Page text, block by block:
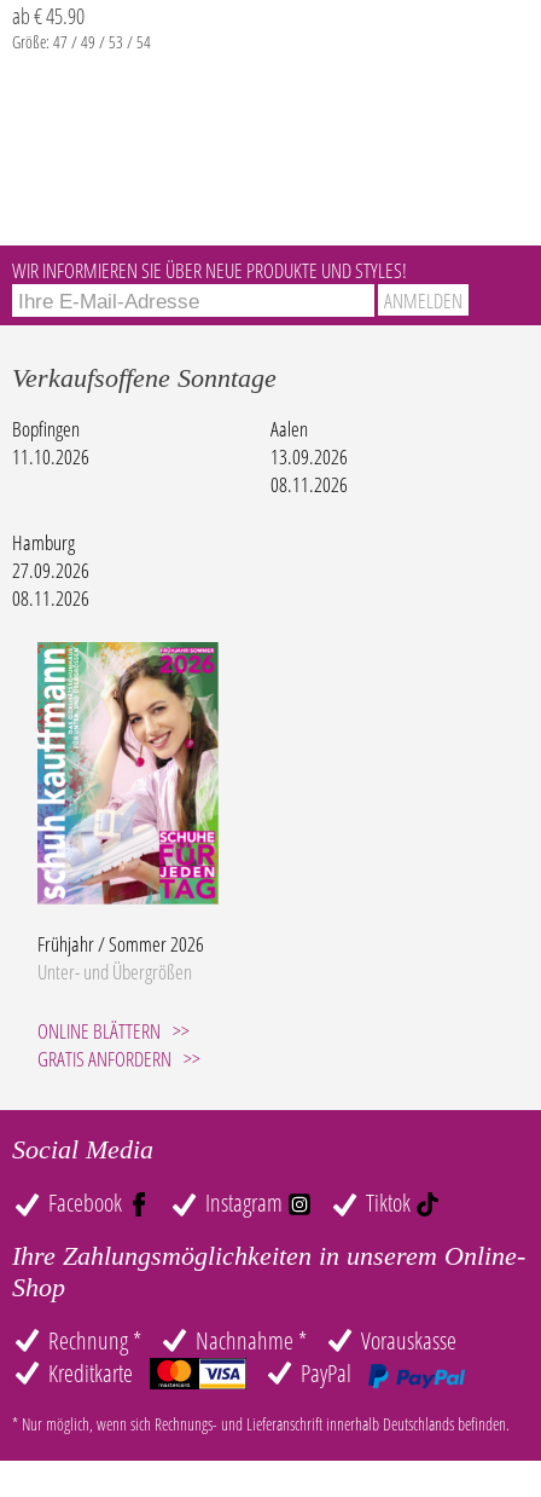
ab € 45.90
Größe: 47 / 49 / 53 / 54
WIR INFORMIEREN SIE ÜBER NEUE PRODUKTE UND STYLES!
Verkaufsoffene Sonntage
Bopfingen
11.10.2026
Aalen
13.09.2026
08.11.2026
Hamburg
27.09.2026
08.11.2026
Frühjahr / Sommer 2026
Unter- und Übergrößen
ONLINE BLÄTTERN
GRATIS ANFORDERN
Social Media
Facebook Instagram Tiktok
Ihre Zahlungsmöglichkeiten in unserem Online-
Shop
Rechnung * Nachnahme *
Vorauskasse
Kreditkarte
PayPal
* Nur möglich, wenn sich Rechnungs- und Lieferanschrift innerhalb Deutschlands befinden.